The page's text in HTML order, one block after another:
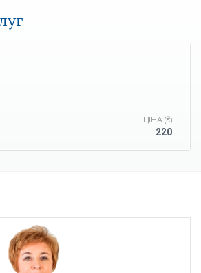
ЦІНА (₴)
220